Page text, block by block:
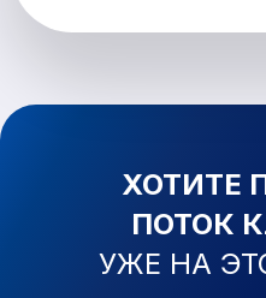
ХОТИТЕ
ПОТОК
УЖЕ НА